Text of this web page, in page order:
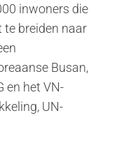
inwoners die
te breiden naar
Busan,
en het VN-
UN-